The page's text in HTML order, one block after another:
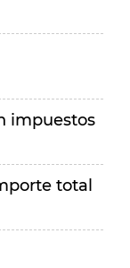
impuestos
total